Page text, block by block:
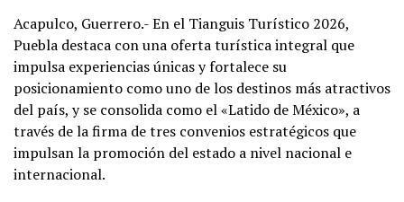
Acapulco, Guerrero.- En el Tianguis Turístico 2026,
Puebla destaca con una oferta turística integral que
impulsa experiencias únicas y fortalece su
posicionamiento como uno de los destinos más atractivos
del país, y se consolida como el «Latido de México», a
través de la firma de tres convenios estratégicos que
impulsan la promoción del estado a nivel nacional e
internacional.